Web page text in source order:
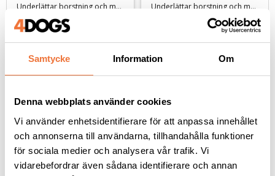
Samtycke Information Om
Denna webbplats använder cookies
Vi använder enhetsidentifierare för att anpassa innehållet
och annonserna till användarna, tillhandahålla funktioner
för sociala medier och analysera vår trafik. Vi
vidarebefordrar även sådana identifierare och annan
Underlättar borstning och motverkar tovbildning
299kr
Underlättar borstning och motverkar tovbildning